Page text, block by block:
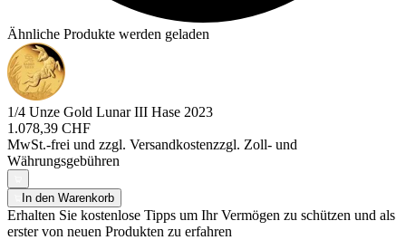
Ähnliche Produkte werden geladen
1/4 Unze Gold Lunar III Hase 2023
1.078,39 CHF
MwSt.-frei und zzgl. Versandkostenzzgl. Zoll- und
Währungsgebühren
In den Warenkorb
Erhalten Sie kostenlose Tipps um Ihr Vermögen zu schützen und als
erster von neuen Produkten zu erfahren